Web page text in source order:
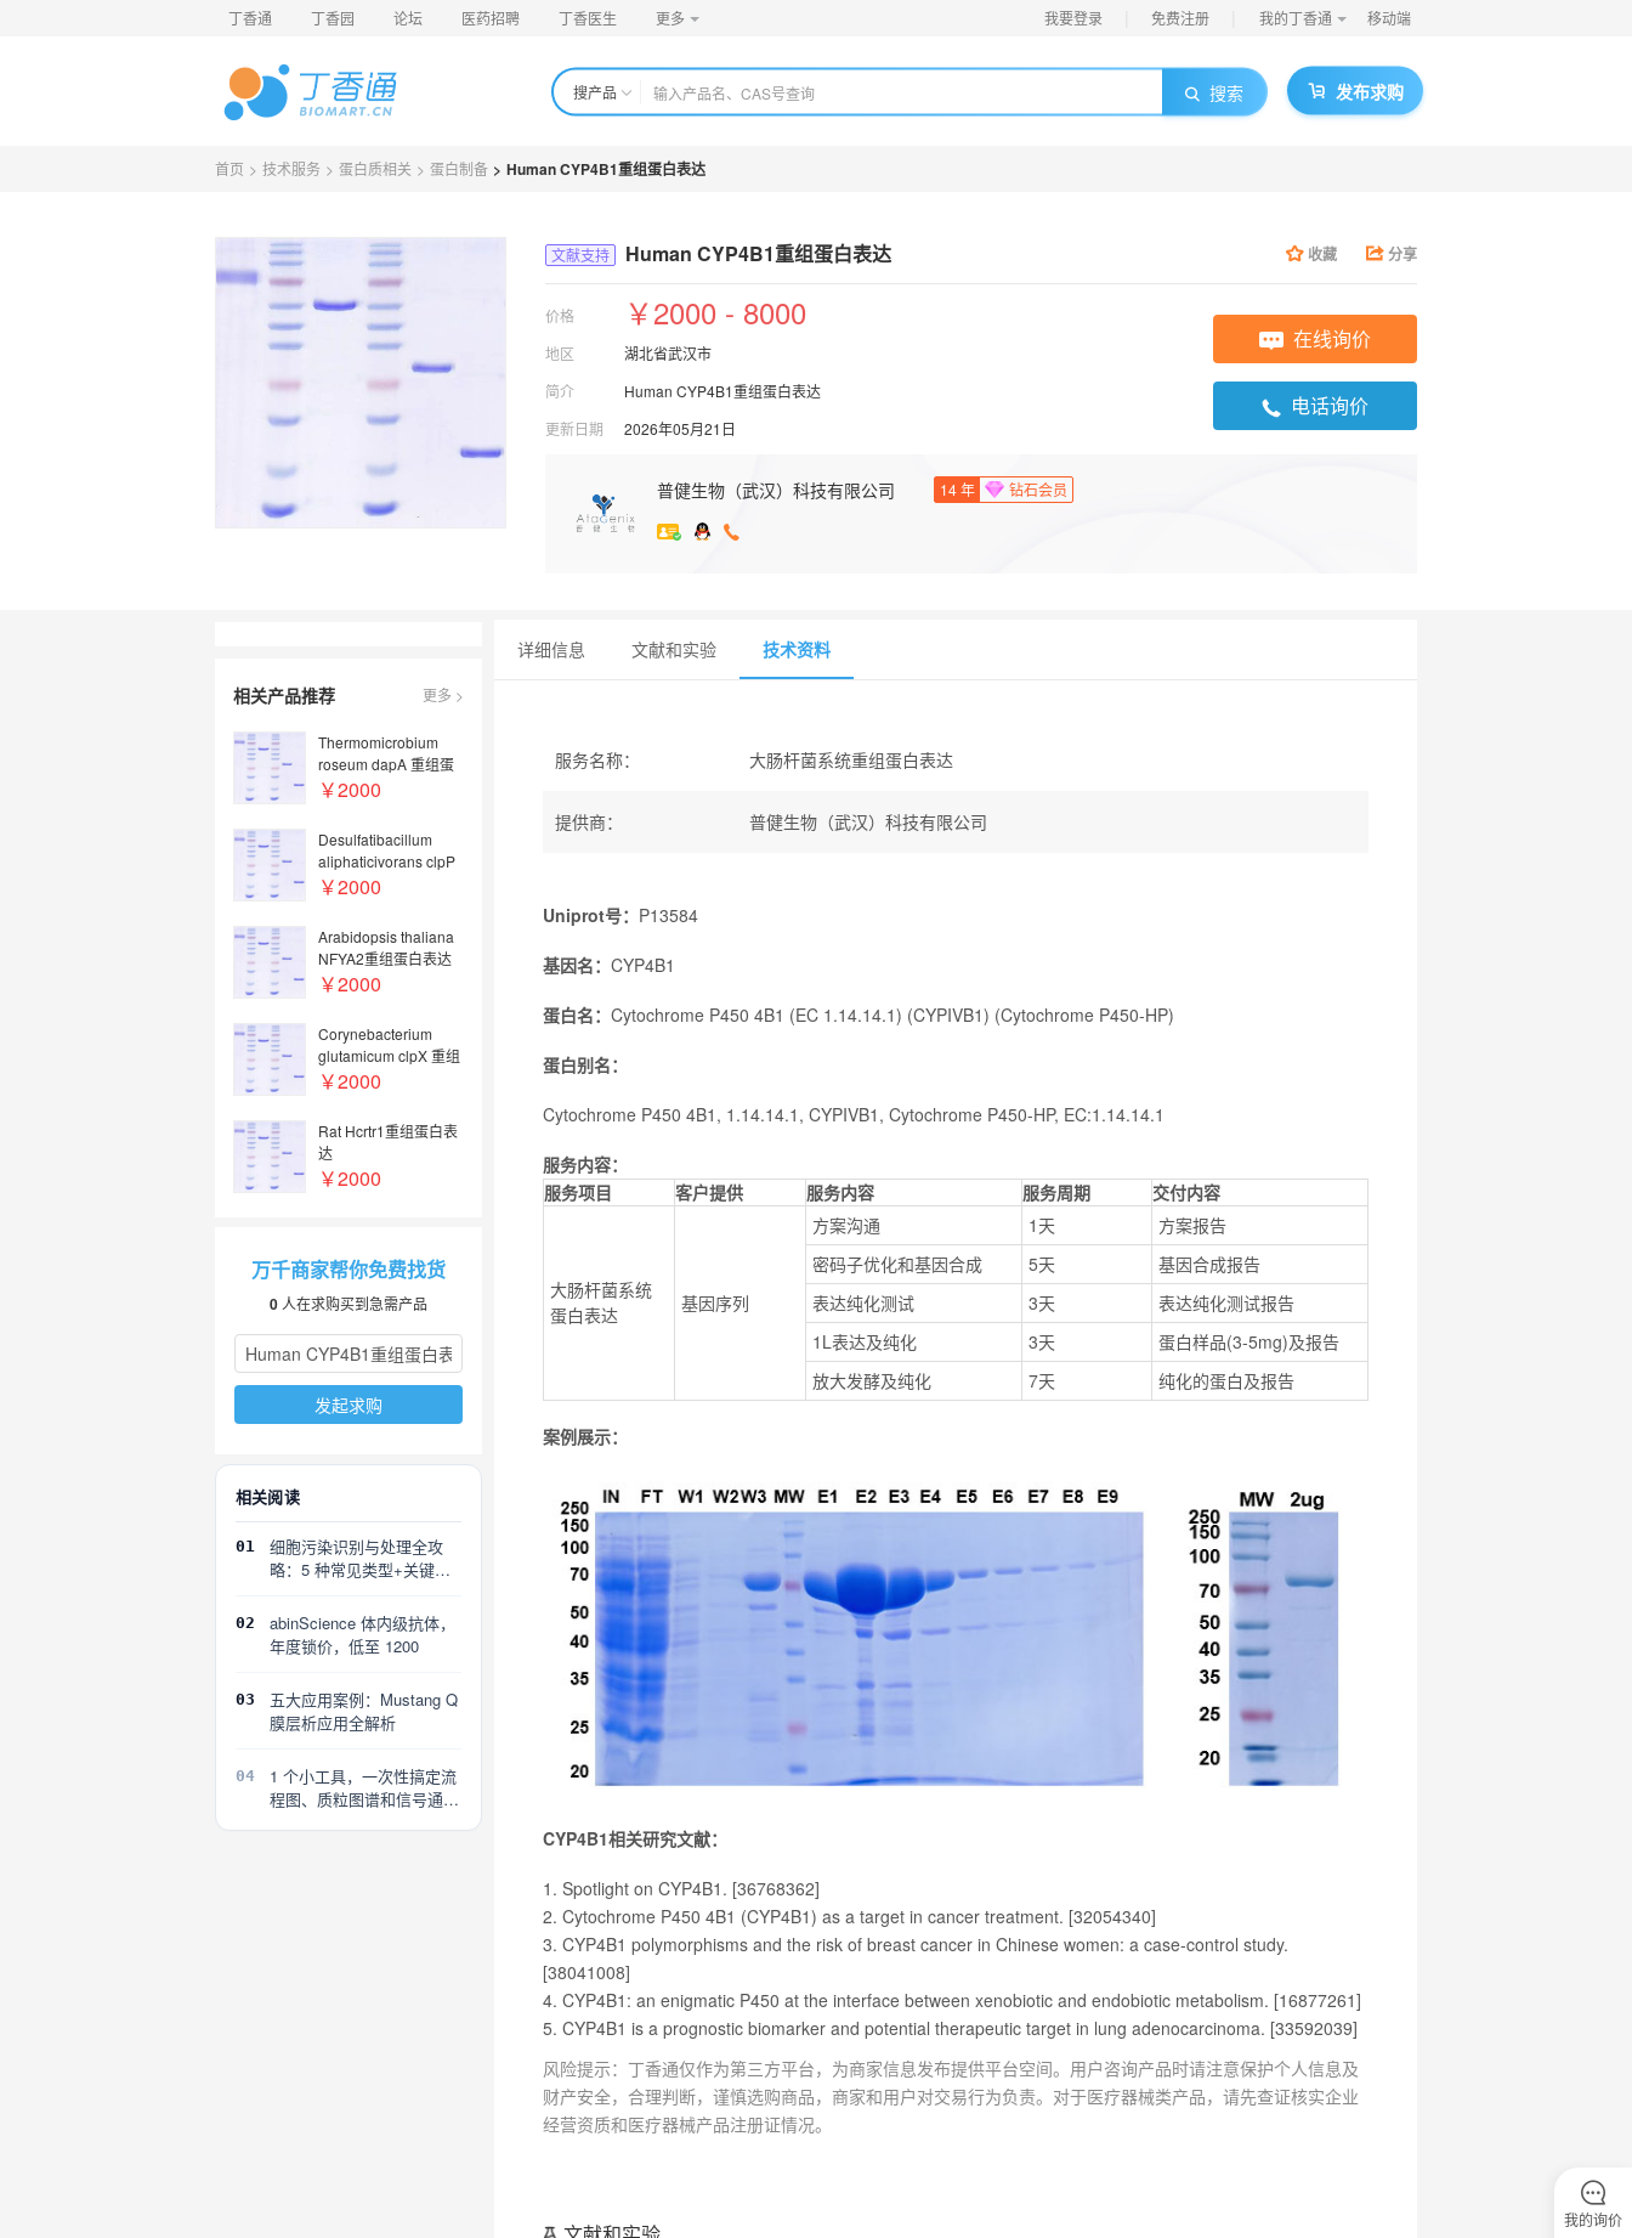
丁香通 丁香园 论坛 医药招聘 丁香医生 更多 我要登录 免费注册 我的丁香通 移动端
搜产品 搜索 发布求购
首页 > 技术服务 > 蛋白质相关 > 蛋白制备 > Human CYP4B1重组蛋白表达
文献支持 Human CYP4B1重组蛋白表达 收藏 分享
价格 ￥2000 - 8000
地区
湖北省武汉市
简介
Human CYP4B1重组蛋白表达
更新日期
2026年05月21日
在线询价
电话询价
普健生物（武汉）科技有限公司 14年 钻石会员
相关产品推荐 更多 >
Thermomicrobium
roseum dapA 重组蛋
白表达
￥2000
Desulfatibacillum
aliphaticivorans clpP
重组蛋白表达
￥2000
Arabidopsis thaliana
NFYA2重组蛋白表达
￥2000
Corynebacterium
glutamicum clpX 重组
蛋白表达
￥2000
Rat Hcrtr1重组蛋白表
达
￥2000
万千商家帮你免费找货
0 人在求购买到急需产品
发起求购
相关阅读
01
细胞污染识别与处理全攻
略：5 种常见类型+关键误
02
abinScience 体内级抗体，
年度锁价，低至 1200
03
五大应用案例：Mustang Q
膜层析应用全解析
04
1 个小工具，一次性搞定流
程图、质粒图谱和信号通路
详细信息 文献和实验 技术资料
服务名称： 大肠杆菌系统重组蛋白表达
提供商： 普健生物（武汉）科技有限公司
Uniprot号： P13584
基因名： CYP4B1
蛋白名： Cytochrome P450 4B1 (EC 1.14.14.1) (CYPIVB1) (Cytochrome P450-HP)
蛋白别名：
Cytochrome P450 4B1, 1.14.14.1, CYPIVB1, Cytochrome P450-HP, EC:1.14.14.1
服务内容：
服务项目
客户提供 服务内容 服务周期 交付内容
大肠杆菌系统
蛋白表达
基因序列
方案沟通 1天
方案报告
密码子优化和基因合成
5天
基因合成报告
表达纯化测试
3天
表达纯化测试报告
1L表达及纯化
3天
蛋白样品(3-5mg)及报告
放大发酵及纯化
7天 纯化的蛋白及报告
案例展示：
CYP4B1相关研究文献：
1. Spotlight on CYP4B1. [36768362]
2. Cytochrome P450 4B1 (CYP4B1) as a target in cancer treatment. [32054340]
3. CYP4B1 polymorphisms and the risk of breast cancer in Chinese women: a case-control study.
[38041008]
4. CYP4B1: an enigmatic P450 at the interface between xenobiotic and endobiotic metabolism. [16877261]
5. CYP4B1 is a prognostic biomarker and potential therapeutic target in lung adenocarcinoma. [33592039]
风险提示：丁香通仅作为第三方平台，为商家信息发布提供平台空间。用户咨询产品时请注意保护个人信息及
财产安全，合理判断，谨慎选购商品，商家和用户对交易行为负责。对于医疗器械类产品，请先查证核实企业
经营资质和医疗器械产品注册证情况。
我的询价